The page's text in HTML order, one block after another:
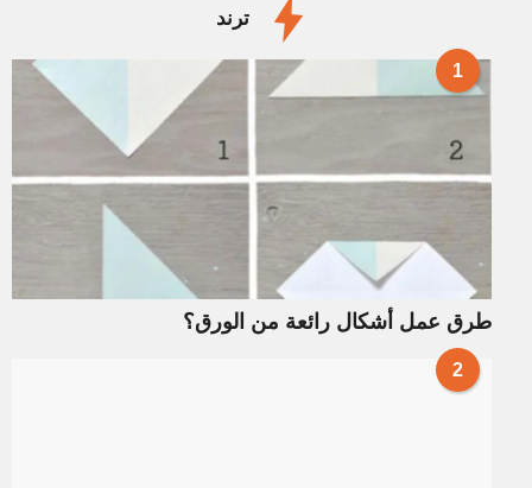
ترند
1
طرق عمل أشكال رائعة من الورق؟
2